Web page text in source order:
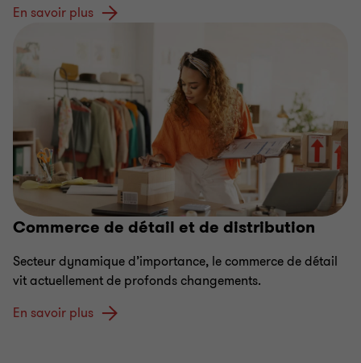
En savoir plus
Commerce de détail et de distribution
Secteur dynamique d’importance, le commerce de détail
vit actuellement de profonds changements.
En savoir plus